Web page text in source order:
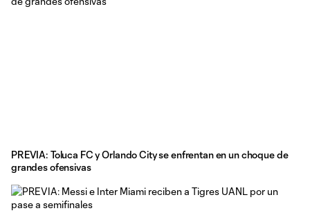
PREVIA: Toluca FC y Orlando City se enfrentan en un choque de
grandes ofensivas